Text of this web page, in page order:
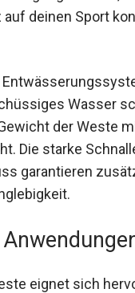
auf deinen Sport
Wasser
der Weste
Die starke
garantieren
eignet sich